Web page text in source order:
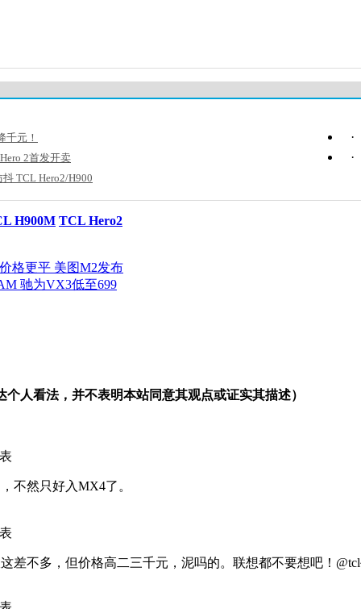
千元！ ·
2首发开卖 ·
TCL Hero2/H900
H900M TCL Hero2
格更平 美图M2发布
驰为VX3低至699
人看法，并不表明本站同意其观点或证实其描述）
不然只好入MX4了。
差不多，但价格高二三千元，泥吗的。联想都不要想吧！